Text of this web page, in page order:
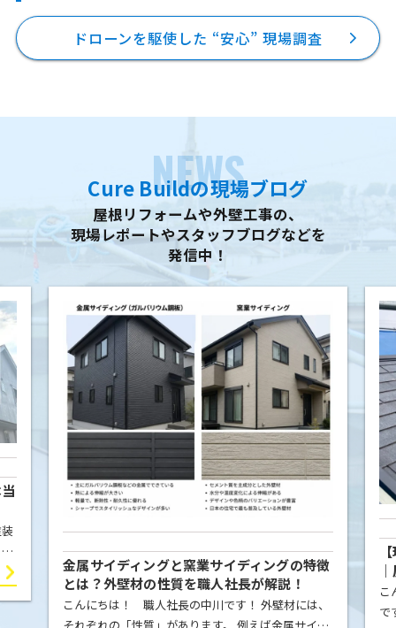
ドローンを駆使した “安心” 現場調査
NEWS
Cure Buildの現場ブログ
屋根リフォームや外壁工事の、
現場レポートやスタッフブログなどを
発信中！
金属サイディングと窯業サイディングの特徴
とは？外壁材の性質を職人社長が解説！
こんにちは！ 職人社長の中川です！ 外壁材には、
こ
で